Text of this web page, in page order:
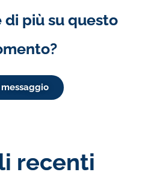
di più su questo
recenti